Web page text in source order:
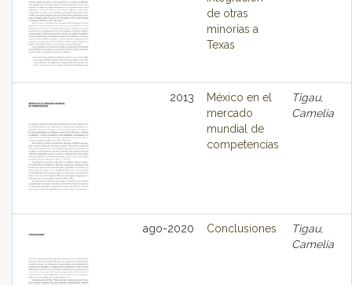
de otras
minorías a
Texas
2013
México en el
mercado
mundial de
competencias
Tigau,
Camelia
ago-2020 Conclusiones
Tigau,
Camelia